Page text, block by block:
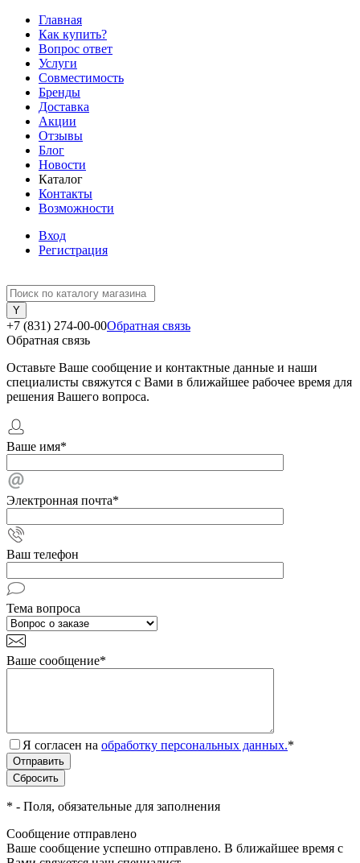
Главная
Как купить?
Вопрос ответ
Услуги
Совместимость
Бренды
Доставка
Акции
Отзывы
Блог
Новости
Каталог
Контакты
Возможности
Вход
Регистрация
+7 (831) 274-00-00Обратная связь
Обратная связь
Оставьте Ваше сообщение и контактные данные и наши
специалисты свяжутся с Вами в ближайшее рабочее время для
решения Вашего вопроса.
Ваше имя*
Электронная почта*
Ваш телефон
Тема вопроса
Ваше сообщение*
Я согласен на обработку персональных данных.*
* - Поля, обязательные для заполнения
Сообщение отправлено
Ваше сообщение успешно отправлено. В ближайшее время с